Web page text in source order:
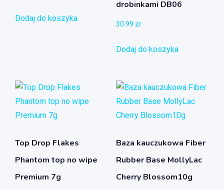
Dodaj do koszyka
drobinkami DB06
30.99 zł
Dodaj do koszyka
Top Drop Flakes
Phantom top no wipe
Premium 7g
Baza kauczukowa Fiber
Rubber Base MollyLac
Cherry Blossom10g